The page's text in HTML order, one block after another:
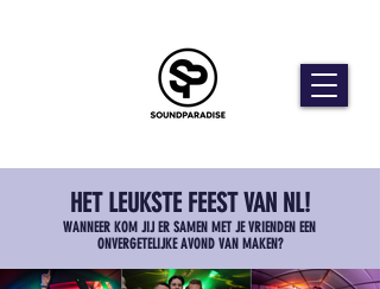
HET LEUKSTE FEEST VAN NL!
WANNEER KOM JIJ ER SAMEN MET JE VRIENDEN EEN
ONVERGETELIJKE AVOND VAN MAKEN?